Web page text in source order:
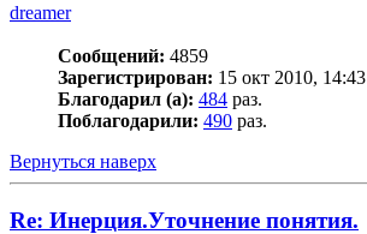
dreamer
Сообщений: 4859
Зарегистрирован: 15 окт 2010, 14:43
Благодарил (а): 484 раз.
Поблагодарили: 490 раз.
Вернуться наверх
Re: Инерция.Уточнение понятия.